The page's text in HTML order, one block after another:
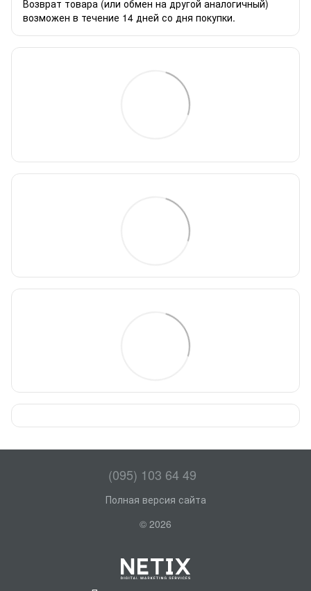
Возврат товара (или обмен на другой аналогичный)
возможен в течение 14 дней со дня покупки.
(095) 103 64 49
Полная версия сайта
© 2026